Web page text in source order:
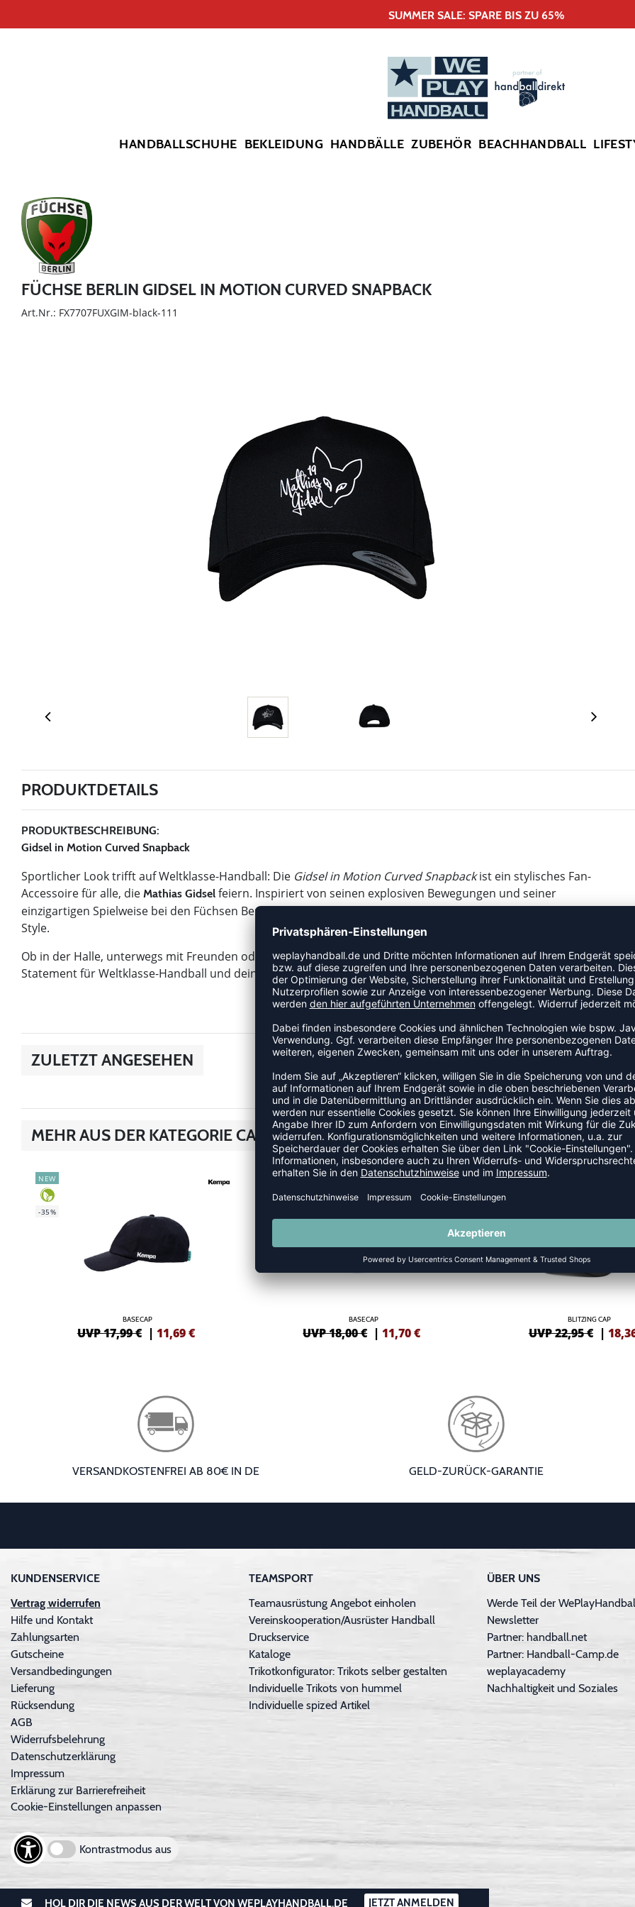
SUMMER SALE: SPARE BIS ZU 65%
HANDBALLSCHUHE BEKLEIDUNG HANDBÄLLE ZUBEHÖR BEACHHANDBALL
FÜCHSE BERLIN GIDSEL IN MOTION CURVED SNAPBACK
Art.Nr.: FX7707FUXGIM-black-111
PRODUKTDETAILS
PRODUKTBESCHREIBUNG:
Gidsel in Motion Curved Snapback
Sportlicher Look trifft auf Weltklasse-Handball: Die Gidsel in Motion Curved Snapbackist ein stylisches Fan-
Accessoire für alle, die Mathias Gidsel feiern. Inspiriert von seinen explosiven Bewegungen und seiner
einzigartigen Spielweise bei den Füchsen Berlin, steht dieses Cap für Tempo, Präzision und modernen Handball-
Style.
Ob in der Halle, unterwegs mit Freunden oder im Alltag – mit dieser Curved Snapback setzt du ein klares
Statement für Weltklasse-Handball und deine Unterstützung für Gidsel und die Füchse Berlin.
ZULETZT ANGESEHEN
MEHR AUS DER KATEGORIE CAPS
NEW
-35%
BASECAP
UVP 17,99 € | 11,69€
NEW
BASECAP
UVP 18,00 € |11,70€
-20%
BLITZING CAP
UVP 22,95 € |
VERSANDKOSTENFREI AB 80€ IN DE GELD-ZURÜCK-GARANTIE
KUNDENSERVICE
Vertrag widerrufen
Hilfe und Kontakt
Zahlungsarten
Gutscheine
Versandbedingungen
Lieferung
Rücksendung
AGB
Widerrufsbelehrung
Datenschutzerklärung
Impressum
Erklärung zur Barrierefreiheit
Cookie-Einstellungen anpassen
Kontrastmodus aus
TEAMSPORT
Teamausrüstung Angebot einholen
Vereinskooperation/Ausrüster Handball
Druckservice
Kataloge
Trikotkonfigurator: Trikots selber gestalten
Individuelle Trikots von hummel
Individuelle spized Artikel
ÜBER UNS
Werde Teil der
Newsletter
Partner: handball.net
Partner: Handball-Camp.de
weplayacademy
Nachhaltigkeit und Soziales
HOL DIR DIE NEWS AUS DER WELT VON WEPLAYHANDBALL.DE JETZT ANMELDEN